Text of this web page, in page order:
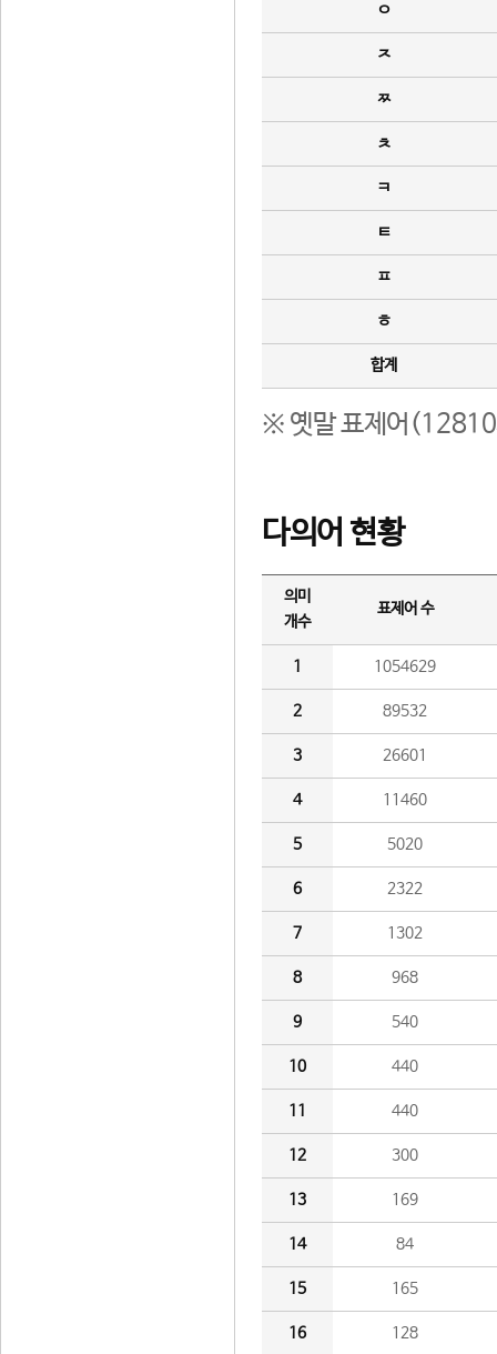
ㅇ
ㅈ
ㅉ
ㅊ
ㅋ
ㅌ
ㅍ
ㅎ
합계
※ 옛말 표제어(12810
다의어 현황
의미
개수
표제어 수
1 1054629
2 89532
3 26601
4 11460
5 5020
6 2322
7 1302
8 968
9 540
10 440
11 440
12 300
13 169
14 84
15 165
16 128